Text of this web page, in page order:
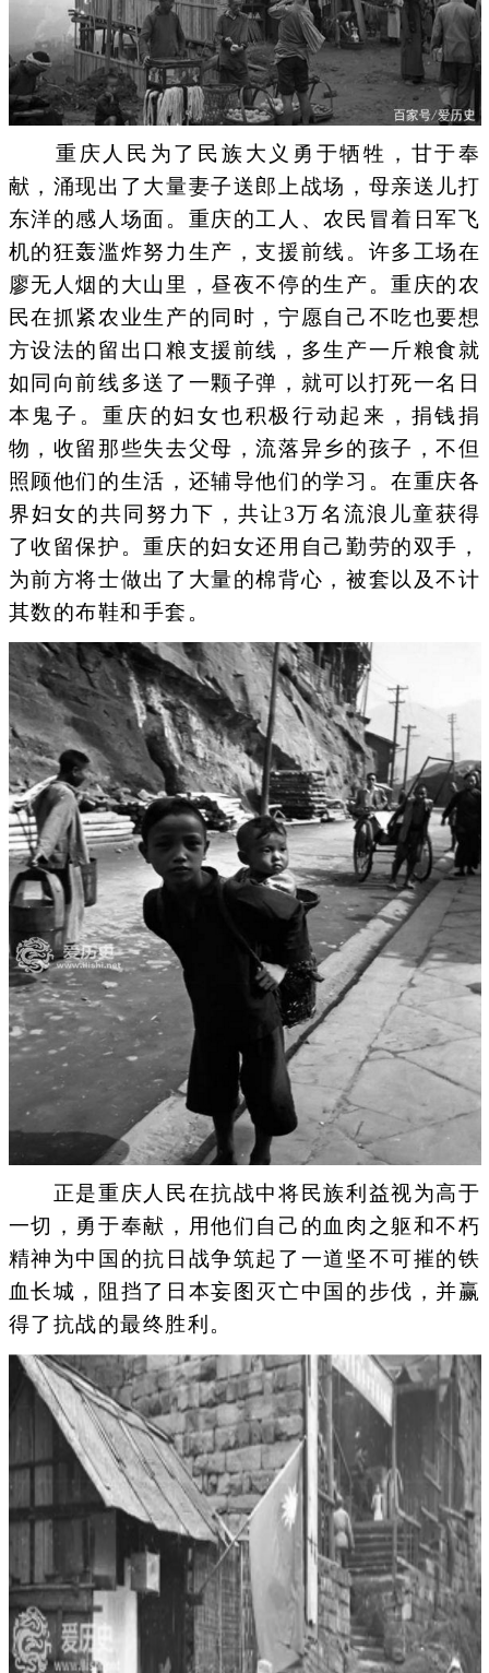
重庆人民为了民族大义勇于牺牲，甘于奉
献，涌现出了大量妻子送郎上战场，母亲送儿打
东洋的感人场面。重庆的工人、农民冒着日军飞
机的狂轰滥炸努力生产，支援前线。许多工场在
廖无人烟的大山里，昼夜不停的生产。重庆的农
民在抓紧农业生产的同时，宁愿自己不吃也要想
方设法的留出口粮支援前线，多生产一斤粮食就
如同向前线多送了一颗子弹，就可以打死一名日
本鬼子。重庆的妇女也积极行动起来，捐钱捐
物，收留那些失去父母，流落异乡的孩子，不但
照顾他们的生活，还辅导他们的学习。在重庆各
界妇女的共同努力下，共让3万名流浪儿童获得
了收留保护。重庆的妇女还用自己勤劳的双手，
为前方将士做出了大量的棉背心，被套以及不计
其数的布鞋和手套。
正是重庆人民在抗战中将民族利益视为高于
一切，勇于奉献，用他们自己的血肉之躯和不朽
精神为中国的抗日战争筑起了一道坚不可摧的铁
血长城，阻挡了日本妄图灭亡中国的步伐，并赢
得了抗战的最终胜利。